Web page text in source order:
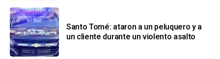
Santo Tomé: ataron a un peluquero y a
un cliente durante un violento asalto